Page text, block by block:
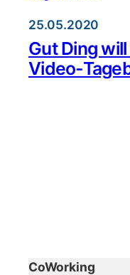
25.05.2020
Gut Ding
Video-
CoWorking